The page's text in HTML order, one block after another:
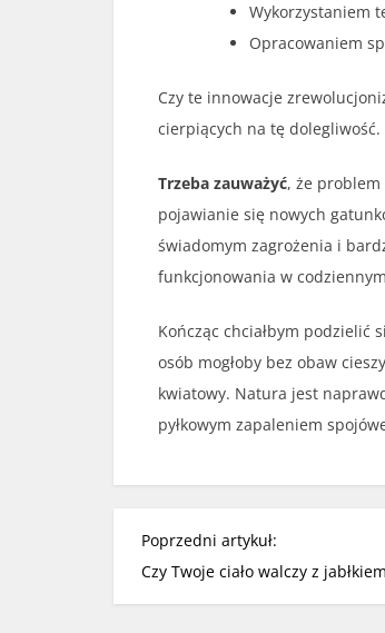
Wykorzystaniem
Opracowaniem
Czy te innowacje
cierpiących na tę dolegliwość.
Trzeba zauważyć, że problem
pojawianie się nowych
świadomym zagrożenia i
funkcjonowania w
Kończąc chciałbym podzielić
osób mogłoby bez obaw
kwiatowy. Natura jest
pyłkowym zapaleniem
N
a
w
Poprzedni artykuł:
Czy Twoje ciało walczy z